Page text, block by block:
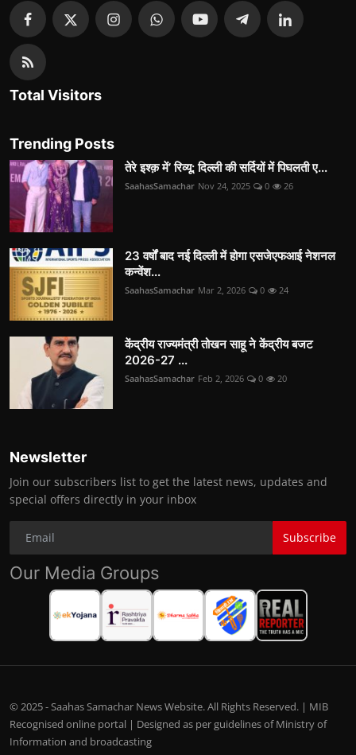
Total Visitors
Trending Posts
तेरे इश्क़ में’ रिव्यू: दिल्ली की सर्दियों में पिघलती ए...
SaahasSamachar Nov 24, 2025 0 26
23 वर्षों बाद नई दिल्ली में होगा एसजेएफआई नेशनल
कन्वेंश...
SaahasSamachar Mar 2, 2026 0 24
केंद्रीय राज्यमंत्री तोखन साहू ने केंद्रीय बजट
2026-27 ...
SaahasSamachar Feb 2, 2026 0 20
Newsletter
Join our subscribers list to get the latest news, updates and
special offers directly in your inbox
Subscribe
Our Media Groups
© 2025 - Saahas Samachar News Website. All Rights Reserved. | MIB
Recognised online portal | Designed as per guidelines of Ministry of
Information and broadcasting